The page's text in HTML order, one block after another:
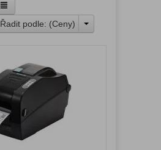
Řadit podle: (Ceny)